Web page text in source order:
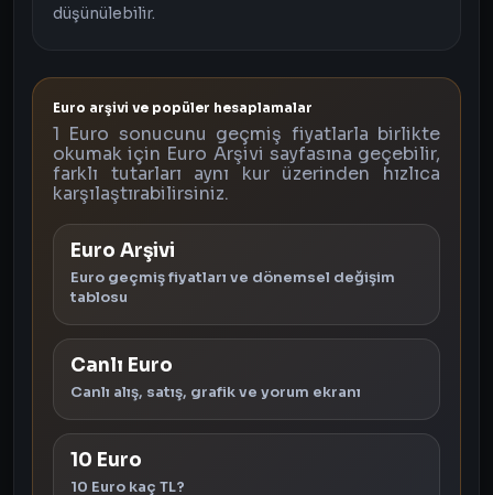
düşünülebilir.
Euro arşivi ve popüler hesaplamalar
1 Euro sonucunu geçmiş fiyatlarla birlikte
okumak için Euro Arşivi sayfasına geçebilir,
farklı tutarları aynı kur üzerinden hızlıca
karşılaştırabilirsiniz.
Euro Arşivi
Euro geçmiş fiyatları ve dönemsel değişim
tablosu
Canlı Euro
Canlı alış, satış, grafik ve yorum ekranı
10 Euro
10 Euro kaç TL?